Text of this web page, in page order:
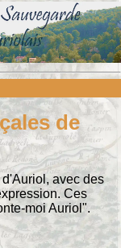
de
avec des
Ces
moi Auriol".